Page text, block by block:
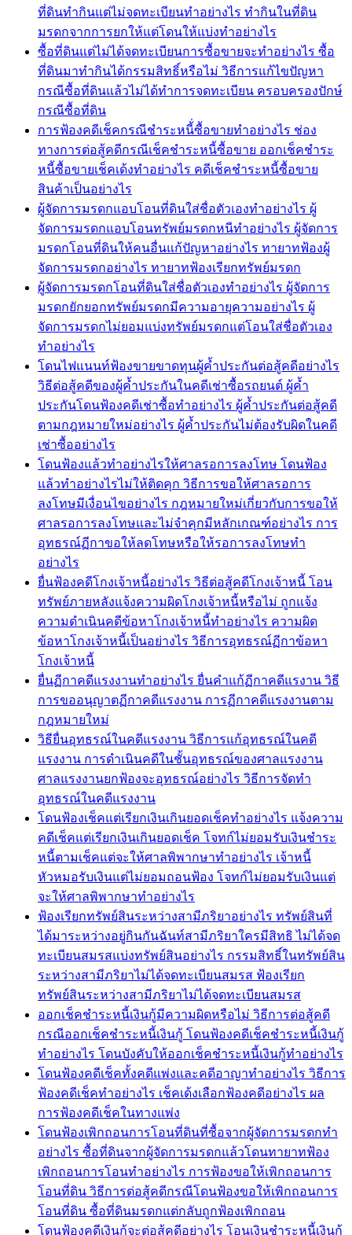
ที่ดินทำกินแต่ไม่จดทะเบียนทำอย่างไร ทำกินในที่ดิน
มรดกจากการยกให้แต่โดนให้แบ่งทำอย่างไร
ซื้อที่ดินแต่ไม่ได้จดทะเบียนการซื้อขายจะทำอย่างไร ซื้อ
ที่ดินมาทำกินได้กรรมสิทธิ์หรือไม่ วิธีการแก้ไขปัญหา
กรณีซื้อที่ดินแล้วไม่ได้ทำการจดทะเบียน ครอบครองปักษ์
กรณีซื้อที่ดิน
การฟ้องคดีเช็คกรณีชำระหนี้่ซื้อขายทำอย่างไร ช่อง
ทางการต่อสู้คดีกรณีเช็คชำระหนี้ซื้อขาย ออกเช็คชำระ
หนี้ซื้อขายเช็คเด้งทำอย่างไร คดีเช็คชำระหนี้ซื้อขาย
สินค้าเป็นอย่างไร
ผู้จัดการมรดกแอบโอนที่ดินใส่ชื่อตัวเองทำอย่างไร ผู้
จัดการมรดกแอบโอนทรัพย์มรดกหนีทำอย่างไร ผู้จัดการ
มรดกโอนที่ดินให้คนอื่นแก้ปัญหาอย่างไร ทายาทฟ้องผู้
จัดการมรดกอย่างไร ทายาทฟ้องเรียกทรัพย์มรดก
ผู้จัดการมรดกโอนที่ดินใส่ชื่อตัวเองทำอย่างไร ผู้จัดการ
มรดกยักยอกทรัพย์มรดกมีความอายุความอย่างไร ผู้
จัดการมรดกไม่ยอมแบ่งทรัพย์มรดกแต่โอนใส่ชื่อตัวเอง
ทำอย่างไร
โดนไฟแนนท์ฟ้องขายขาดทุนผู้ค้ำประกันต่อสู้คดีอย่างไร
วิธีต่อสู้คดีของผู้ค้ำประกันในคดีเช่าซื้อรถยนต์ ผู้ค้ำ
ประกันโดนฟ้องคดีเช่าซื้อทำอย่างไร ผู้ค้ำประกันต่อสู้คดี
ตามกฎหมายใหม่อย่างไร ผู้ค้ำประกันไม่ต้องรับผิดในคดี
เช่าซื้ออย่างไร
โดนฟ้องแล้วทำอย่างไรให้ศาลรอการลงโทษ โดนฟ้อง
แล้วทำอย่างไรไม่ให้ติดคุก วิธีการขอให้ศาลรอการ
ลงโทษมีเงื่อนไขอย่างไร กฎหมายใหม่เกี่ยวกับการขอให้
ศาลรอการลงโทษและไม่จำคุกมีหลักเกณฑ์อย่างไร การ
อุทธรณ์ฏีกาขอให้ลดโทษหรือให้รอการลงโทษทำ
อย่างไร
ยื่นฟ้องคดีโกงเจ้าหนี้อย่างไร วิธีต่อสู้คดีโกงเจ้าหนี้ โอน
ทรัพย์ภายหลังแจ้งความผิดโกงเจ้าหนี้หรือไม่ ถูกแจ้ง
ความดำเนินคดีข้อหาโกงเจ้าหนี้ทำอย่างไร ความผิด
ข้อหาโกงเจ้าหนี้เป็นอย่างไร วิธีการอุทธรณ์ฏีกาข้อหา
โกงเจ้าหนี้
ยื่นฏีกาคดีแรงงานทำอย่างไร ยื่นคำแก้ฏีกาคดีแรงาน วิธี
การขออนุญาตฏีกาคดีแรงงาน การฏีกาคดีแรงงานตาม
กฎหมายใหม่
วิธียื่นอุทธรณ์ในคดีแรงงาน วิธีการแก้อุทธรณ์ในคดี
แรงงาน การดำเนินคดีในชั้นอุทธรณ์ของศาลแรงงาน
ศาลแรงงานยกฟ้องจะอุทธรณ์อย่างไร วิธีการจัดทำ
อุทธรณ์ในคดีแรงงาน
โดนฟ้องเช็คแต่เรียกเงินเกินยอดเช็คทำอย่างไร แจ้งความ
คดีเช็คแต่เรียกเงินเกินยอดเช็ค โจทก์ไม่ยอมรับเงินชำระ
หนี้ตามเช็คแต่จะให้ศาลพิพากษาทำอย่างไร เจ้าหนี้
หัวหมอรับเงินแต่ไม่ยอมถอนฟ้อง โจทก์ไม่ยอมรับเงินแต่
จะให้ศาลพิพากษาทำอย่างไร
ฟ้องเรียกทรัพย์สินระหว่างสามีภริยาอย่างไร ทรัพย์สินที่
ได้มาระหว่างอยู่กินกันฉันท์สามีภริยาใครมีสิทธิ ไม่ได้จด
ทะเบียนสมรสแบ่งทรัพย์สินอย่างไร กรรมสิทธิ์ในทรัพย์สิน
ระหว่างสามีภริยาไม่ได้จดทะเบียนสมรส ฟ้องเรียก
ทรัพย์สินระหว่างสามีภริยาไม่ได้จดทะเบียนสมรส
ออกเช็คชำระหนี้เงินกู้มีความผิดหรือไม่ วิธีการต่อสู้คดี
กรณีออกเช็คชำระหนี้เงินกู้ โดนฟ้องคดีเช็คชำระหนี้เงินกู้
ทำอย่างไร โดนบังคับให้ออกเช็คชำระหนี้เงินกู้ทำอย่างไร
โดนฟ้องคดีเช็คทั้งคดีแพ่งและคดีอาญาทำอย่างไร วิธีการ
ฟ้องคดีเช็คทำอย่างไร เช็คเด้งเลือกฟ้องคดีอย่างไร ผล
การฟ้องคดีเช็คในทางแพ่ง
โดนฟ้องเพิกถอนการโอนที่ดินที่ซื้อจากผู้จัดการมรดกทำ
อย่างไร ซื้อที่ดินจากผู้จัดการมรดกแล้วโดนทายาทฟ้อง
เพิกถอนการโอนทำอย่างไร การฟ้องขอให้เพิกถอนการ
โอนที่ดิน วิธีการต่อสู้คดีกรณีโดนฟ้องขอให้เพิกถอนการ
โอนที่ดิน ซื้อที่ดินมรดกแต่กลับถูกฟ้องเพิกถอน
โดนฟ้องคดีเงินกู้จะต่อสู้คดีอย่างไร โอนเงินชำระหนี้เงินกู้